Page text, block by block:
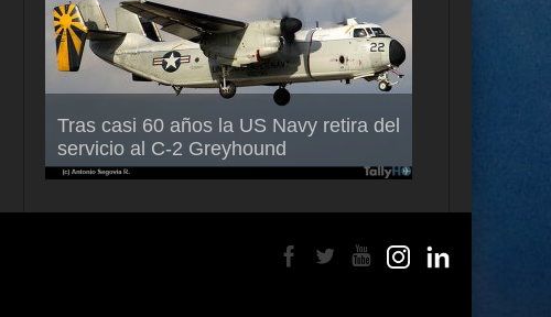
Tras casi 60 años la US Navy retira del
servicio al C-2 Greyhound
Air France-KLM anuncia a Guilhem
Mallet como nuevo Director General
para América Latina